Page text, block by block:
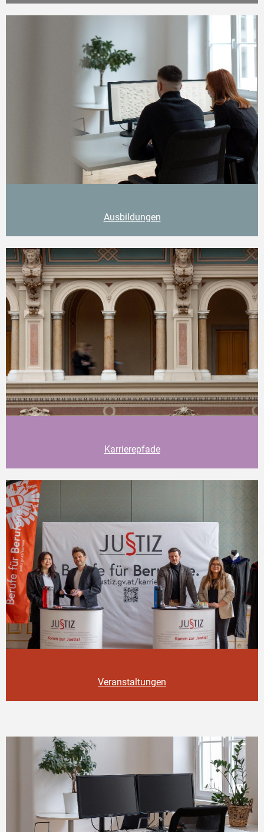
Ausbildungen
Karrierepfade
Veranstaltungen